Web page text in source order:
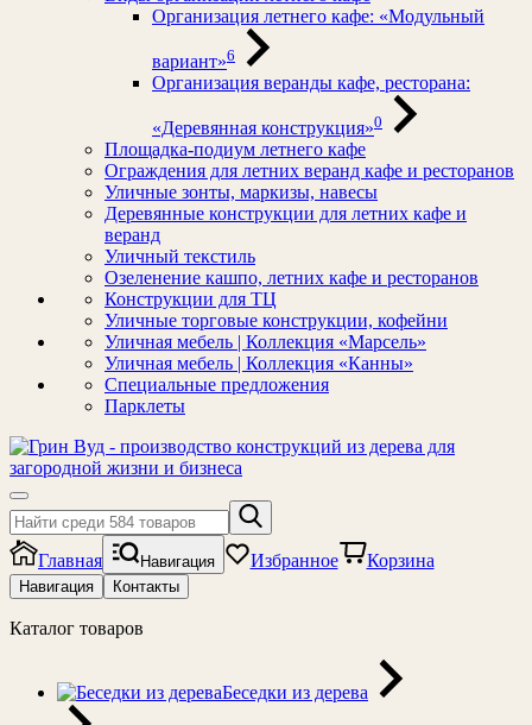
Организация летнего кафе: «Модульный
вариант»6
Организация веранды кафе, ресторана:
«Деревянная конструкция»0
Площадка-подиум летнего кафе
Ограждения для летних веранд кафе и ресторанов
Уличные зонты, маркизы, навесы
Деревянные конструкции для летних кафе и
веранд
Уличный текстиль
Озеленение кашпо, летних кафе и ресторанов
Конструкции для ТЦ
Уличные торговые конструкции, кофейни
Уличная мебель | Коллекция «Марсель»
Уличная мебель | Коллекция «Канны»
Специальные предложения
Парклеты
Главная Навигация Избранное Корзина
Навигация Контакты
Каталог товаров
Беседки из дерева